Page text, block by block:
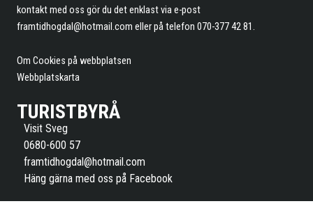
kontakt med oss gör du det enklast via e-post
framtidhogdal@hotmail.com eller på telefon 070-377 42 81.
Om Cookies på webbplatsen
Webbplatskarta
TURISTBYRÅ
Visit Sveg
0680-600 57
framtidhogdal@hotmail.com
Häng gärna med oss på Facebook